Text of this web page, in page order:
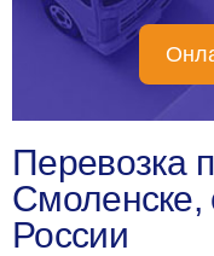
Перевозка
Смоленске,
России